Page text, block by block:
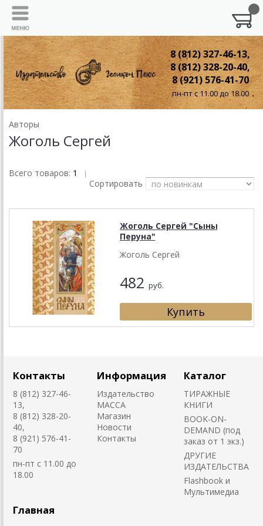
8 (812) 327-46-13,
8 (812) 328-20-40,
8 (921) 576-41-70
пн-пт с 11.00 до 18.00
Авторы
Жоголь Сергей
Всего товаров: 1 |
Сортировать
Жоголь Сергей "Сыны
Перуна"
Жоголь Сергей
482 руб.
Контакты
8 (812) 327-46-
13,
8 (812) 328-20-
40,
8 (921) 576-41-
70
пн-пт с 11.00 до
18.00
Информация
Издательство
MACCA
Магазин
Новости
Контакты
Каталог
ТИРАЖНЫЕ
КНИГИ
BOOK-ON-
DEMAND (под
заказ от 1 экз.)
ДРУГИЕ
ИЗДАТЕЛЬСТВА
Flashbook и
Мультимедиа
Главная